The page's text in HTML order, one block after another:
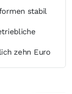
stabil
zehn Euro